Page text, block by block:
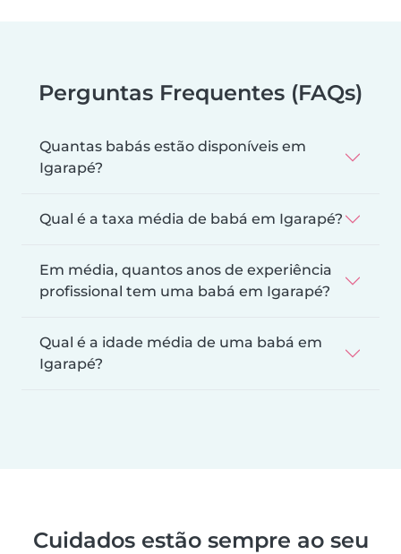
Perguntas Frequentes (FAQs)
Quantas babás estão disponíveis em
Igarapé?
Qual é a taxa média de babá em Igarapé?
Em média, quantos anos de experiência
profissional tem uma babá em Igarapé?
Qual é a idade média de uma babá em
Igarapé?
Cuidados estão sempre ao seu